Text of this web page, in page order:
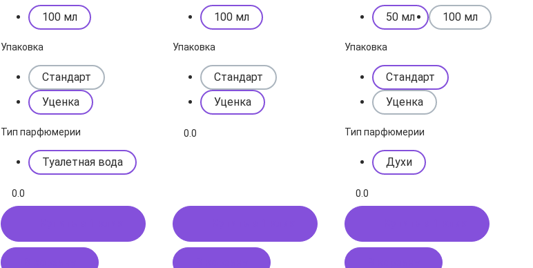
100 мл
Упаковка
Стандарт
Уценка
Тип парфюмерии
Туалетная вода
0.0
100 мл
Упаковка
Стандарт
Уценка
0.0
50 мл 100 мл
Упаковка
Стандарт
Уценка
Тип парфюмерии
Духи
0.0